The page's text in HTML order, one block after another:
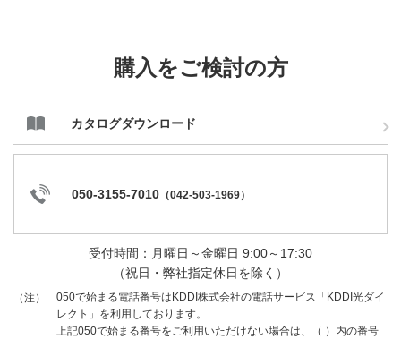
購入をご検討の方
カタログダウンロード
050-3155-7010 （042-503-1969）
受付時間：月曜日～金曜日 9:00～17:30
（祝日・弊社指定休日を除く）
（注）
050で始まる電話番号はKDDI株式会社の電話サービス「KDDI光ダイ
レクト」を利用しております。
上記050で始まる番号をご利用いただけない場合は、（ ）内の番号